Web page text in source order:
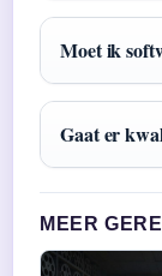
Moet ik
Gaat er
MEER